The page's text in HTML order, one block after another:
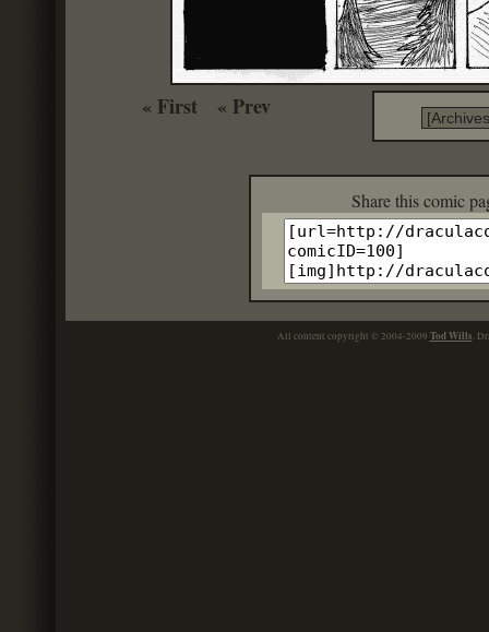
« First « Prev
Share this
All content copyright © 2004-2009 Tod Wills.